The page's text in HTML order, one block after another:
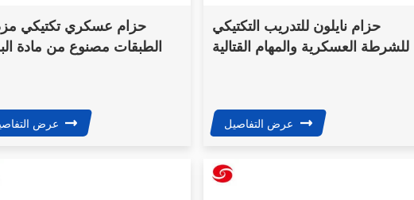
حزام عسكري تكتيكي
الطبقات مصنوع من مادة
عرض
حزام نايلون للتدريب التكتيكي
للشرطة العسكرية والمهام القتالية
عرض التفاصيل